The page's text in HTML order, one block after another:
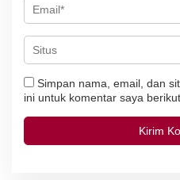
Simpan nama, email, dan
ini untuk komentar saya